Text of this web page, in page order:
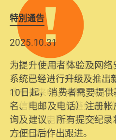
特別通告
2025.10.31
为提升使用者体验及网
系统已经进行升级及推出
10日起，消费者需要提
名、电邮及电话）注册
询及建议。所有提交纪录
方便日后作出跟进。